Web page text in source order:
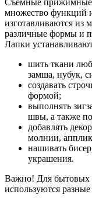
Съемные прижимные
множество функций
изготавливаются из
различные формы и
Лапки
шить ткани
замша, нубук,
создавать
формой;
выполнять
швы, а также
добавлять
молнии,
нашивать
украшения.
Важно! Для бытовых
используются